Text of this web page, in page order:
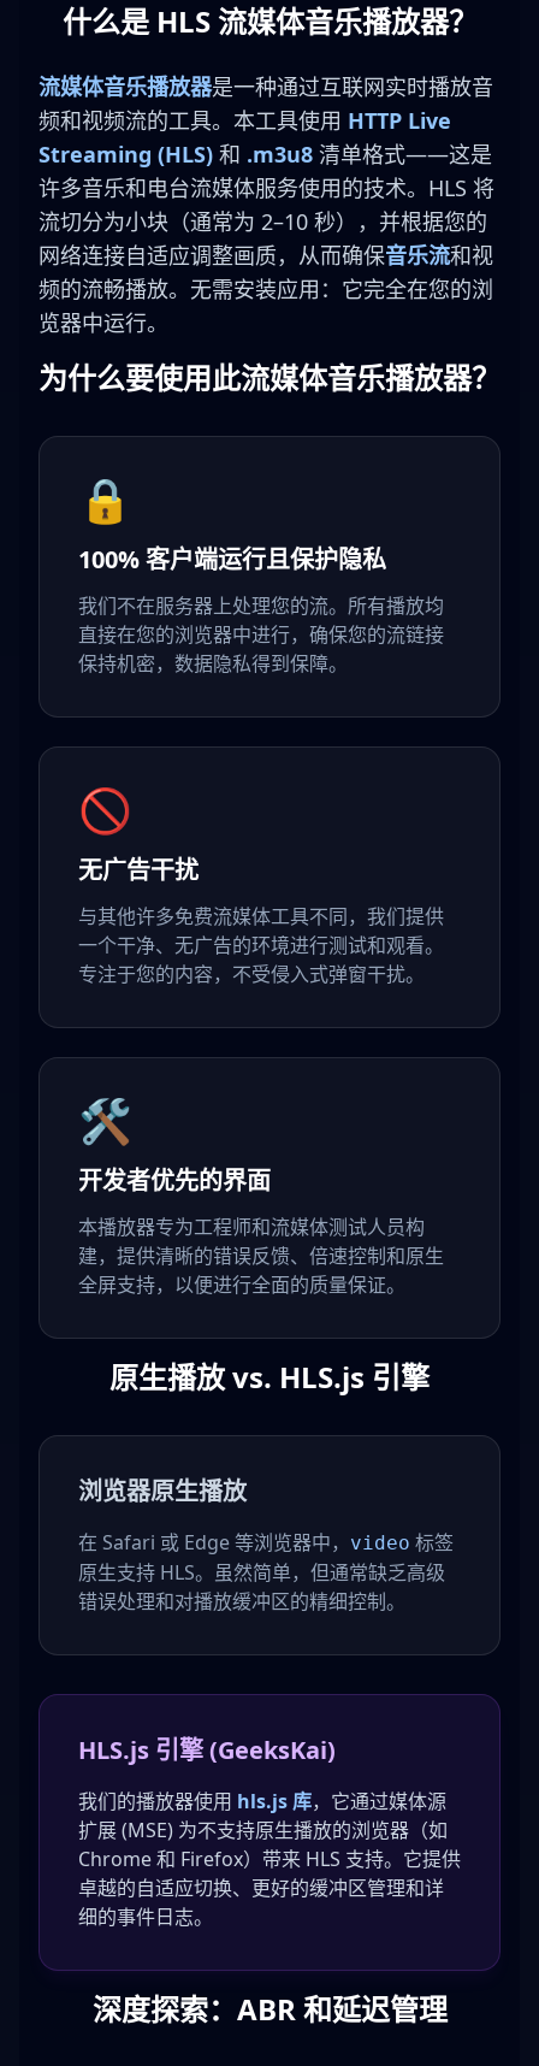
什么是 HLS 流媒体音乐播放器？
流媒体音乐播放器是一种通过互联网实时播放音
频和视频流的工具。本工具使用 HTTP Live
Streaming (HLS) 和 .m3u8 清单格式——这是
许多音乐和电台流媒体服务使用的技术。HLS 将
流切分为小块（通常为 2–10 秒），并根据您的
网络连接自适应调整画质，从而确保音乐流和视
频的流畅播放。无需安装应用：它完全在您的浏
览器中运行。
为什么要使用此流媒体音乐播放器？
🔒
100% 客户端运行且保护隐私
我们不在服务器上处理您的流。所有播放均
直接在您的浏览器中进行，确保您的流链接
保持机密，数据隐私得到保障。
🚫
无广告干扰
与其他许多免费流媒体工具不同，我们提供
一个干净、无广告的环境进行测试和观看。
专注于您的内容，不受侵入式弹窗干扰。
🛠️
开发者优先的界面
本播放器专为工程师和流媒体测试人员构
建，提供清晰的错误反馈、倍速控制和原生
全屏支持，以便进行全面的质量保证。
原生播放 vs. HLS.js 引擎
浏览器原生播放
在 Safari 或 Edge 等浏览器中， video 标签
原生支持 HLS。虽然简单，但通常缺乏高级
错误处理和对播放缓冲区的精细控制。
HLS.js 引擎 (GeeksKai)
我们的播放器使用 hls.js 库，它通过媒体源
扩展 (MSE) 为不支持原生播放的浏览器（如
Chrome 和 Firefox）带来 HLS 支持。它提供
卓越的自适应切换、更好的缓冲区管理和详
细的事件日志。
深度探索：ABR 和延迟管理